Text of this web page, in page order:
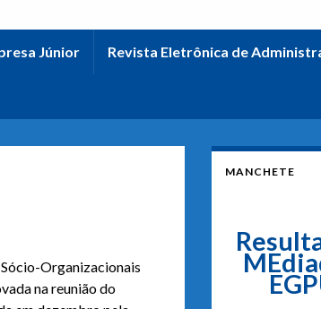
Júnior Revista Eletrônica de
Organizacionais
na reunião do
MANCHETE